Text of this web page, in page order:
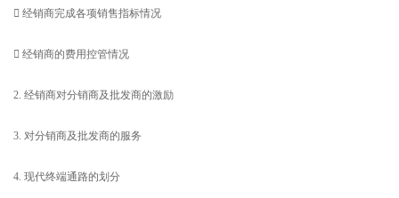
 经销商完成各项销售指标情况
 经销商的费用控管情况
2. 经销商对分销商及批发商的激励
3. 对分销商及批发商的服务
4. 现代终端通路的划分